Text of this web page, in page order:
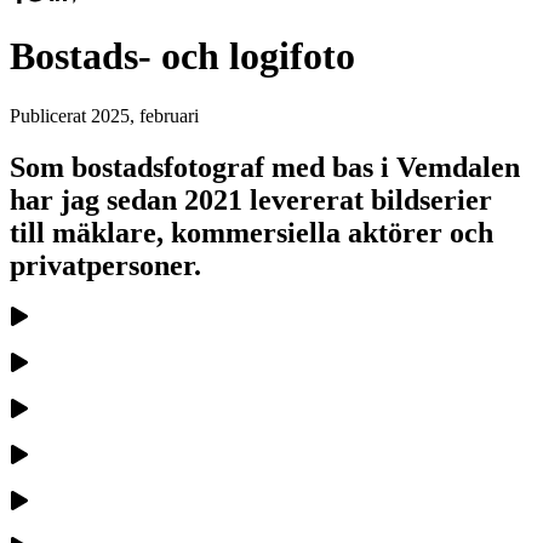
Bostads- och logifoto
Publicerat 2025, februari
Som bostadsfotograf med bas i Vemdalen
har jag sedan 2021 levererat bildserier
till mäklare, kommersiella aktörer och
privatpersoner.